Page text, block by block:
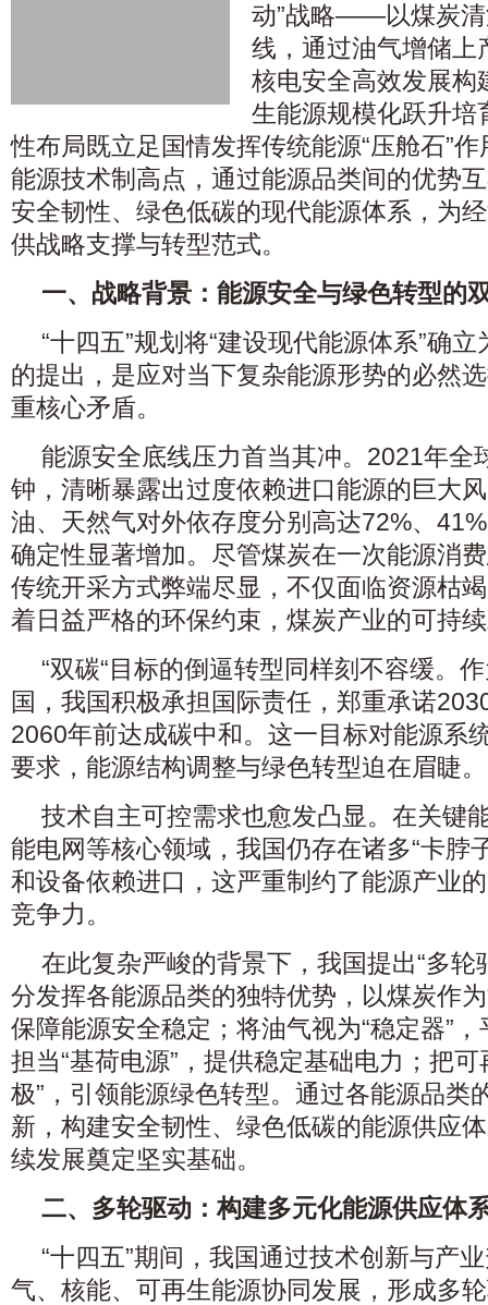
动”战略——以煤炭清
线，通过油气增储上
核电安全高效发展构
生能源规模化跃升培
性布局既立足国情发挥传统能源“压舱石”
能源技术制高点，通过能源品类间的优势
安全韧性、绿色低碳的现代能源体系，为
供战略支撑与转型范式。
一、战略背景：能源安全与绿色转型的
“十四五”规划将“建设现代能源体系”确
的提出，是应对当下复杂能源形势的必然
重核心矛盾。
能源安全底线压力首当其冲。2021年全
钟，清晰暴露出过度依赖进口能源的巨大
油、天然气对外依存度分别高达72%、
确定性显著增加。尽管煤炭在一次能源消
传统开采方式弊端尽显，不仅面临资源枯
着日益严格的环保约束，煤炭产业的可持
“双碳“目标的倒逼转型同样刻不容缓。
国，我国积极承担国际责任，郑重承诺
2060年前达成碳中和。这一目标对能源系
要求，能源结构调整与绿色转型迫在眉睫。
技术自主可控需求也愈发凸显。在关键
能电网等核心领域，我国仍存在诸多“卡脖
和设备依赖进口，这严重制约了能源产业
竞争力。
在此复杂严峻的背景下，我国提出“多轮
分发挥各能源品类的独特优势，以煤炭作
保障能源安全稳定；将油气视为“稳定器”
担当“基荷电源”，提供稳定基础电力；把
极”，引领能源绿色转型。通过各能源品类
新，构建安全韧性、绿色低碳的能源供应
续发展奠定坚实基础。
二、多轮驱动：构建多元化能源供应体
“十四五”期间，我国通过技术创新与产
气、核能、可再生能源协同发展，形成多